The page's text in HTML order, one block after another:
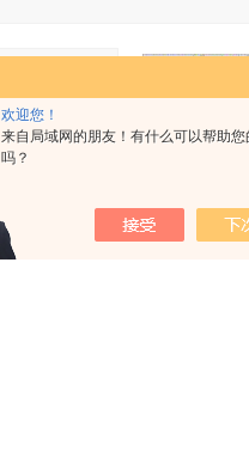
欢迎您！
来自局域网的朋友！有什么可以帮助您
吗？